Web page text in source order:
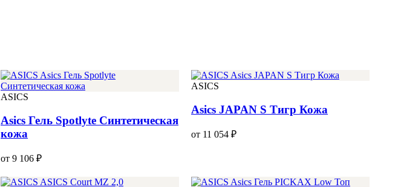
ASICS
Asics Гель Spotlyte Синтетическая
кожа
от 9 106 ₽
ASICS
Asics JAPAN S Тигр Кожа
от 11 054 ₽